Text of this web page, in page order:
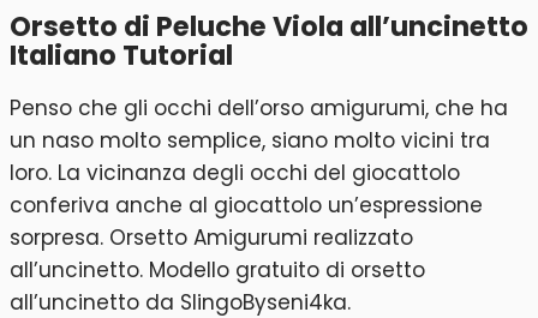
Orsetto di Peluche Viola all’uncinetto
Italiano Tutorial
Penso che gli occhi dell’orso amigurumi, che ha
un naso molto semplice, siano molto vicini tra
loro. La vicinanza degli occhi del giocattolo
conferiva anche al giocattolo un’espressione
sorpresa. Orsetto Amigurumi realizzato
all’uncinetto. Modello gratuito di orsetto
all’uncinetto da SlingoByseni4ka.